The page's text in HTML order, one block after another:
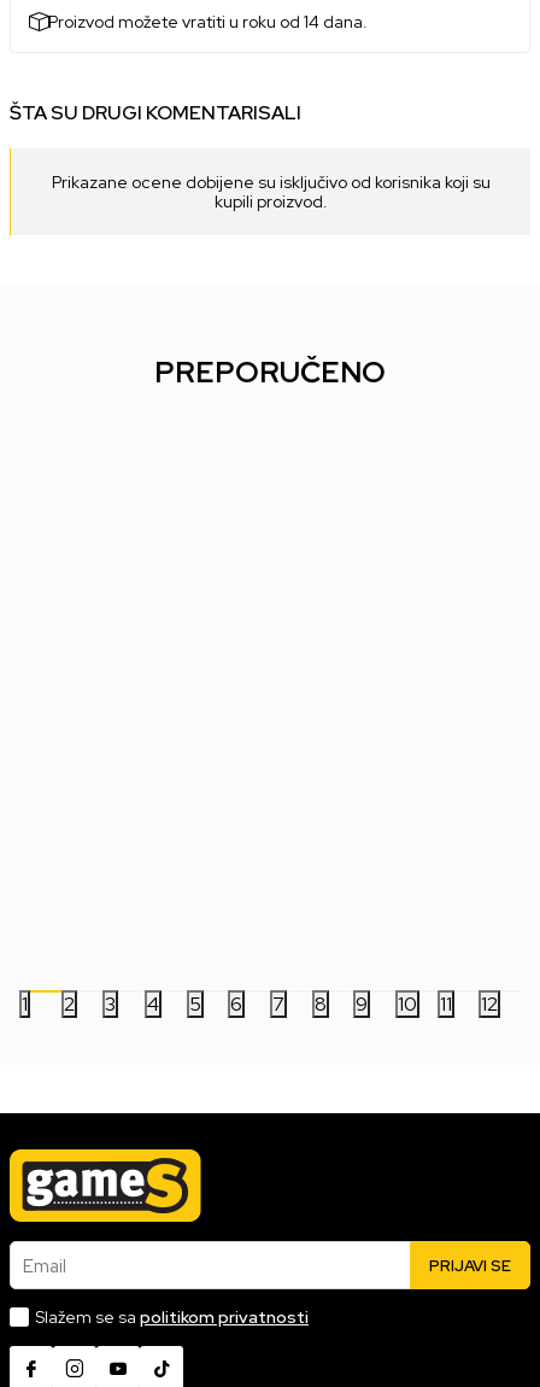
Proizvod možete vratiti u roku od 14 dana.
ŠTA SU DRUGI KOMENTARISALI
Prikazane ocene dobijene su isključivo od korisnika koji su
kupili proizvod.
PREPORUČENO
1 2 3 4 5 6 7 8 9 10 11 12
Email PRIJAVI SE
Slažem se sa politikom privatnosti